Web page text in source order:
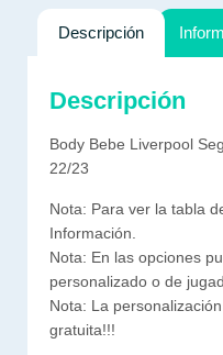
Descripción
Descripción
Body Bebe Liverpool
22/23
Nota: Para ver la tabla
Información.
Nota: En las opciones
personalizado o de
Nota: La
gratuita!!!